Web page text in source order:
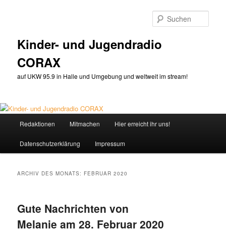
Kinder- und Jugendradio
CORAX
auf UKW 95.9 in Halle und Umgebung und weltweit im stream!
Redaktionen Mitmachen Hier erreicht ihr uns!
Datenschutzerklärung Impressum
ARCHIV DES MONATS: FEBRUAR 2020
Gute Nachrichten von
Melanie am 28. Februar 2020